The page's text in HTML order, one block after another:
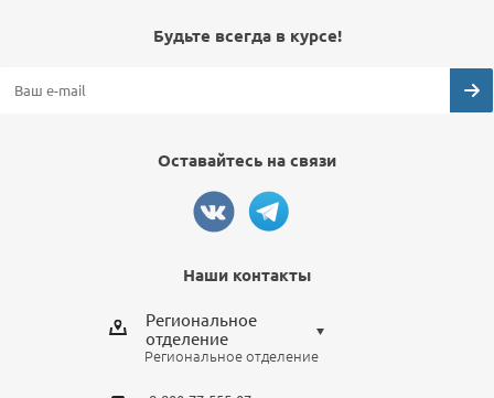
Будьте всегда в курсе!
Оставайтесь на связи
Наши контакты
Региональное
отделение
Выберите отделение
Региональное отделение